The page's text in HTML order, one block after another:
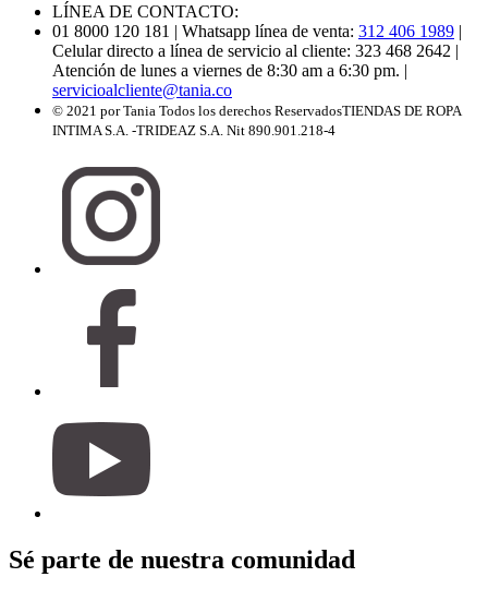
LÍNEA DE CONTACTO:
01 8000 120 181 | Whatsapp línea de venta: 312 406 1989 |
Celular directo a línea de servicio al cliente: 323 468 2642 |
Atención de lunes a viernes de 8:30 am a 6:30 pm. |
servicioalcliente@tania.co
© 2021 por Tania Todos los derechos ReservadosTIENDAS DE ROPA
INTIMA S.A. -TRIDEAZ S.A. Nit 890.901.218-4
Sé parte de nuestra comunidad